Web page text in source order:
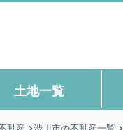
土地一覧